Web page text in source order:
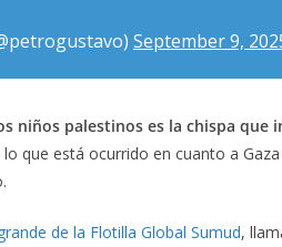
September 9,
niños palestinos es la chispa que
que está ocurrido en cuanto a
de la Flotilla Global Sumud,